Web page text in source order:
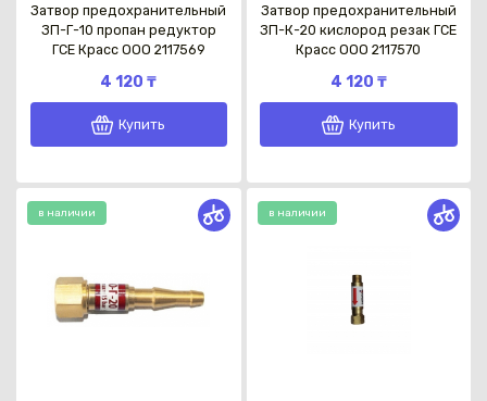
Затвор предохранительный
ЗП-Г-10 пропан редуктор
ГСЕ Красс OOO 2117569
4 120 ₸
Купить
Затвор предохранительный
ЗП-К-20 кислород резак ГСЕ
Красс OOO 2117570
4 120 ₸
Купить
в наличии в наличии